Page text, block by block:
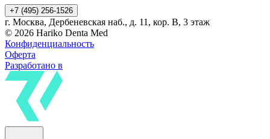
+7 (495) 256-1526
г. Москва, Дербеневская наб., д. 11, кор. В, 3 этаж
© 2026 Hariko Denta Med
Конфиденциальность
Оферта
Разработано в